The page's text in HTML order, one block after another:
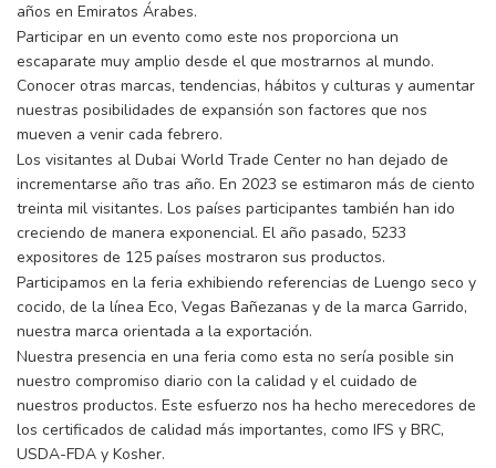
años en Emiratos Árabes.
Participar en un evento como este nos proporciona un
escaparate muy amplio desde el que mostrarnos al mundo.
Conocer otras marcas, tendencias, hábitos y culturas y aumentar
nuestras posibilidades de expansión son factores que nos
mueven a venir cada febrero.
Los visitantes al Dubai World Trade Center no han dejado de
incrementarse año tras año. En 2023 se estimaron más de ciento
treinta mil visitantes. Los países participantes también han ido
creciendo de manera exponencial. El año pasado, 5233
expositores de 125 países mostraron sus productos.
Participamos en la feria exhibiendo referencias de Luengo seco y
cocido, de la línea Eco, Vegas Bañezanas y de la marca Garrido,
nuestra marca orientada a la exportación.
Nuestra presencia en una feria como esta no sería posible sin
nuestro compromiso diario con la calidad y el cuidado de
nuestros productos. Este esfuerzo nos ha hecho merecedores de
los certificados de calidad más importantes, como IFS y BRC,
USDA-FDA y Kosher.